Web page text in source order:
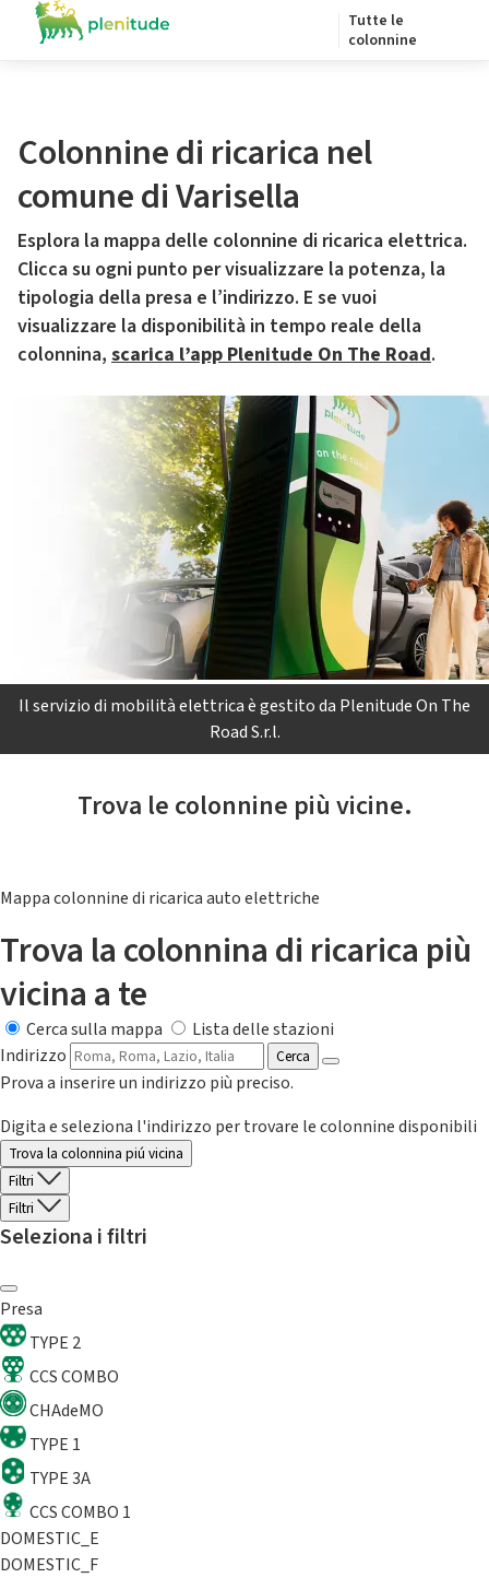
Tutte le
colonnine
Colonnine di ricarica nel
comune di Varisella
Esplora la mappa delle colonnine di ricarica elettrica.
Clicca su ogni punto per visualizzare la potenza, la
tipologia della presa e l’indirizzo. E se vuoi
visualizzare la disponibilità in tempo reale della
colonnina, scarica l’app Plenitude On The Road.
Il servizio di mobilità elettrica è gestito da Plenitude On The
Road S.r.l.
Trova le colonnine più vicine.
Mappa colonnine di ricarica auto elettriche
Trova la colonnina di ricarica più
vicina a te
Cerca sulla mappa
Lista delle stazioni
Indirizzo
Cerca
Prova a inserire un indirizzo più preciso.
Digita e seleziona l'indirizzo per trovare le colonnine disponibili
Trova la colonnina piú vicina
Filtri
Filtri
Seleziona i filtri
Presa
TYPE 2
CCS COMBO
CHAdeMO
TYPE 1
TYPE 3A
CCS COMBO 1
DOMESTIC_E
DOMESTIC_F